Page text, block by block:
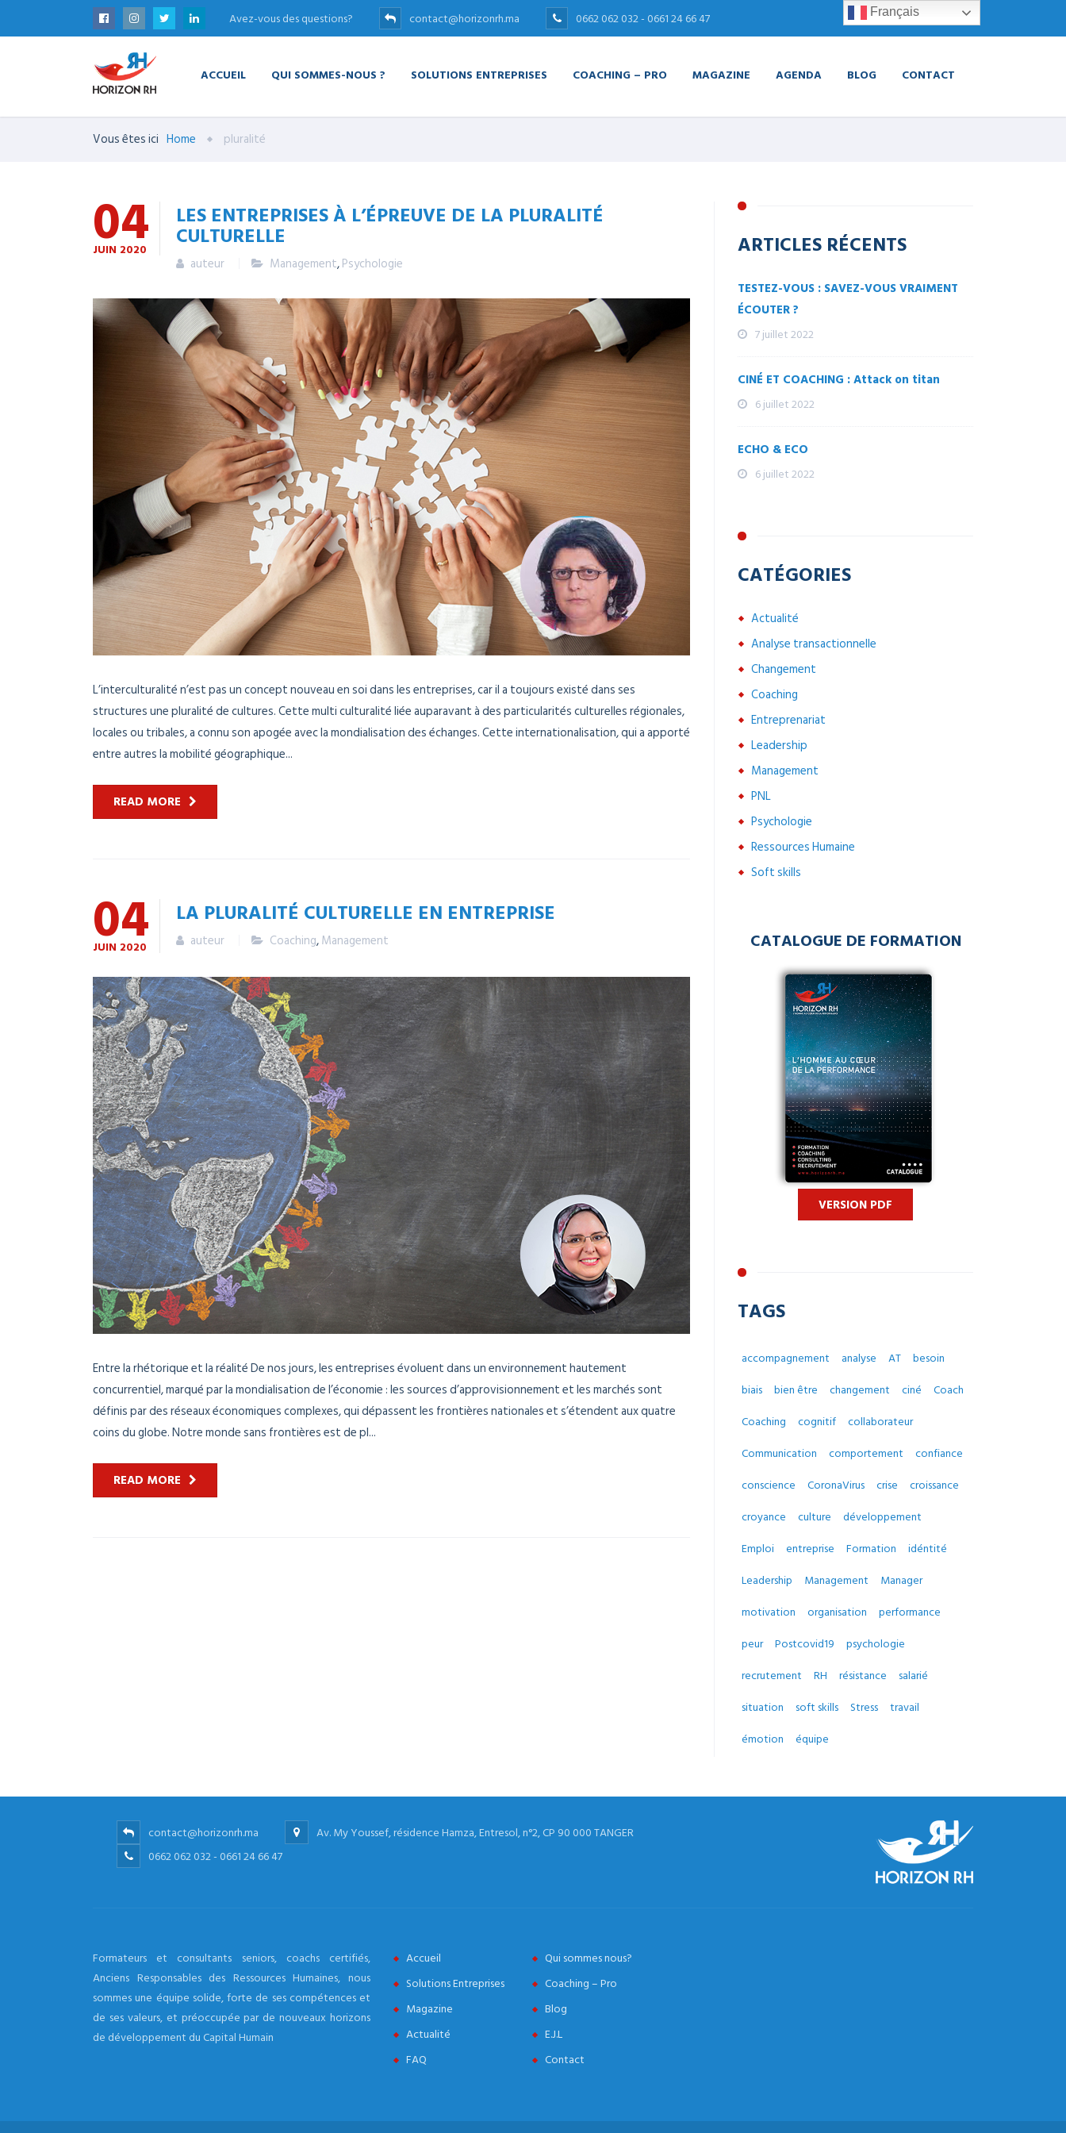
Avez-vous des questions? contact@horizonrh.ma 0662 062 032 - 0661 24 66 47
ACCUEIL QUI SOMMES-NOUS ? SOLUTIONS ENTREPRISES COACHING – PRO MAGAZINE AGENDA BLOG CONTACT
Vous êtes ici Home pluralité
04
JUIN 2020
LES ENTREPRISES À L’ÉPREUVE DE LA PLURALITÉ
CULTURELLE
auteur Management,Psychologie
L’interculturalité n’est pas un concept nouveau en soi dans les entreprises, car il a toujours existé dans ses
structures une pluralité de cultures. Cette multi culturalité liée auparavant à des particularités culturelles régionales,
locales ou tribales, a connu son apogée avec la mondialisation des échanges. Cette internationalisation, qui a apporté
entre autres la mobilité géographique...
READ MORE
04
JUIN 2020
LA PLURALITÉ CULTURELLE EN ENTREPRISE
auteur Coaching,Management
Entre la rhétorique et la réalité De nos jours, les entreprises évoluent dans un environnement hautement
concurrentiel, marqué par la mondialisation de l’économie : les sources d’approvisionnement et les marchés sont
définis par des réseaux économiques complexes, qui dépassent les frontières nationales et s’étendent aux quatre
coins du globe. Notre monde sans frontières est de pl...
READ MORE
ARTICLES RÉCENTS
TESTEZ-VOUS : SAVEZ-VOUS VRAIMENT
ÉCOUTER ?
7 juillet 2022
CINÉ ET COACHING : Attack on titan
6 juillet 2022
ECHO & ECO
6 juillet 2022
CATÉGORIES
Actualité
Analyse transactionnelle
Changement
Coaching
Entreprenariat
Leadership
Management
PNL
Psychologie
Ressources Humaine
Soft skills
CATALOGUE DE FORMATION
VERSION PDF
TAGS
accompagnement analyse AT
besoin
biais
bien être changement ciné
Coach
Coaching
cognitif
collaborateur
Communication
comportement
confiance
conscience
CoronaVirus crise
croissance
croyance
culture
développement
Emploi
entreprise Formation
idéntité
Leadership
Management
Manager
motivation
organisation
performance
peur
Postcovid19
psychologie
recrutement
RH résistance
salarié
situation
soft skills Stress
travail
émotion
équipe
contact@horizonrh.ma
Av. My Youssef, résidence Hamza, Entresol, n°2, CP 90 000 TANGER
0662 062 032 - 0661 24 66 47
Formateurs et consultants seniors, coachs certifiés,
Anciens Responsables des Ressources Humaines, nous
sommes une équipe solide, forte de ses compétences et
de ses valeurs, et préoccupée par de nouveaux horizons
de développement du Capital Humain
Accueil
Qui sommes nous?
Solutions Entreprises
Coaching – Pro
Magazine
Blog
Actualité
E.J.L
FAQ
Contact
Français